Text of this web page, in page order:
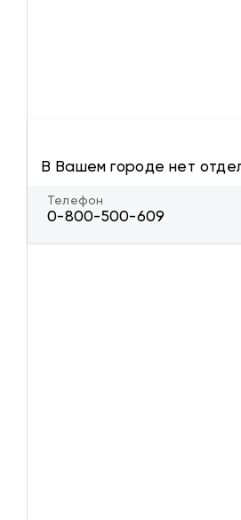
В Вашем городе нет
Телефон
0-800-500-609